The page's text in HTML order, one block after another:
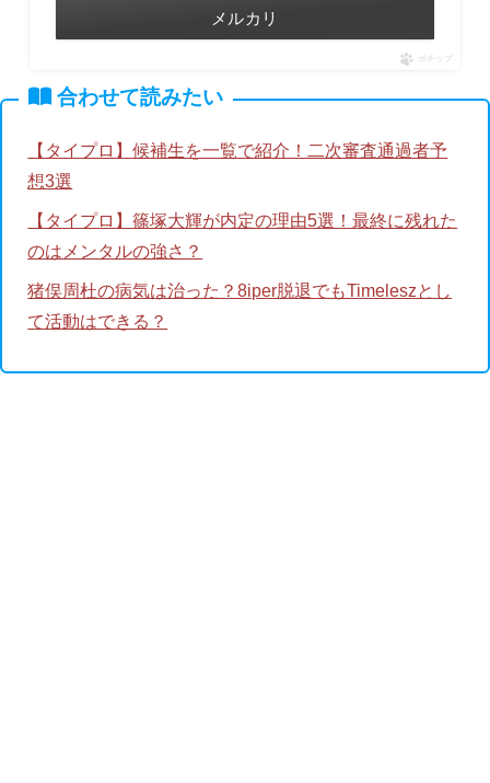
メルカリ
ポチップ
合わせて読みたい
【タイプロ】候補生を一覧で紹介！二次審査通過者予
想3選
【タイプロ】篠塚大輝が内定の理由5選！最終に残れた
のはメンタルの強さ？
猪俣周杜の病気は治った？8iper脱退でもTimeleszとし
て活動はできる？